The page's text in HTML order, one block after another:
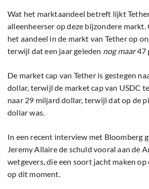
Wat het marktaandeel betreft lijkt
alleenheerser op deze bijzondere
het aandeel in de markt van Tether op
terwijl dat een jaar geleden nog maar47
De market cap van Tether is gestegen
dollar, terwijl de market cap van USDC
naar 29 miljard dollar, terwijl dat op de
dollar was.
In een recent interview met Bloomberg
Jeremy Allaire de schuld vooral aan de
wetgevers, die een soort jacht maken
op dit moment.